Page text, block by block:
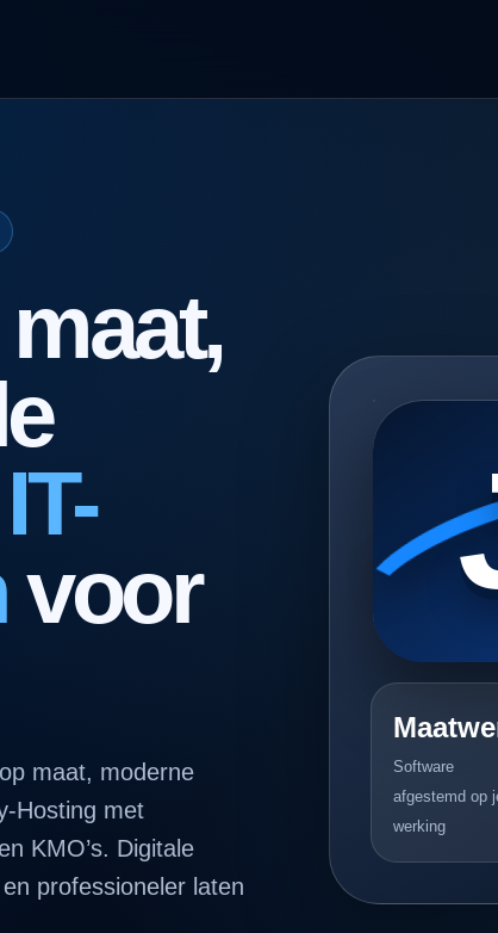
IT-
voor
maat, moderne
Hosting met
KMO’s. Digitale
professioneler laten
Software
afgestemd op
werking